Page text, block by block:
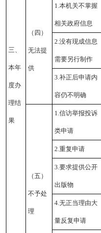
三、
本年
度办
理结
果
（四）
无法提
供
1.本机关不掌握
相关政府信息
2.没有现成信息
需要另行制作
3.补正后申请内
容仍不明确
（五）
不予处
理
1.信访举报投诉
类申请
2.重复申请
3.要求提供公开
出版物
4.无正当理由大
量反复申请